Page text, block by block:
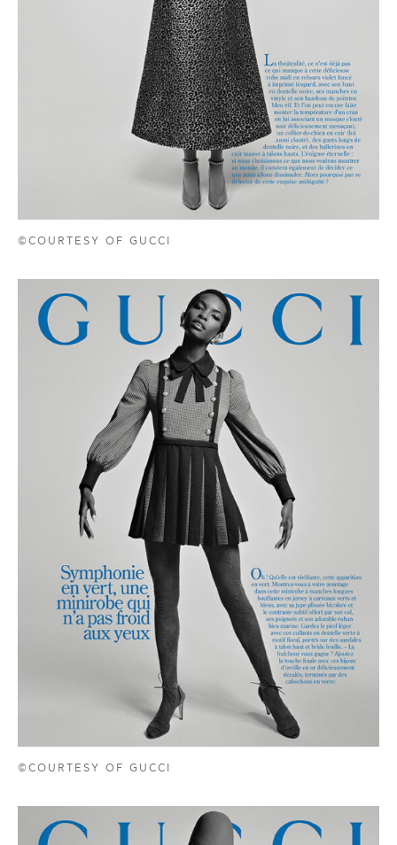
©COURTESY OF GUCCI
©COURTESY OF GUCCI